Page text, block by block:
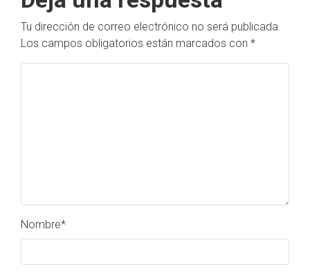
Tu dirección de correo electrónico no será publicada.
Los campos obligatorios están marcados con *
Nombre*